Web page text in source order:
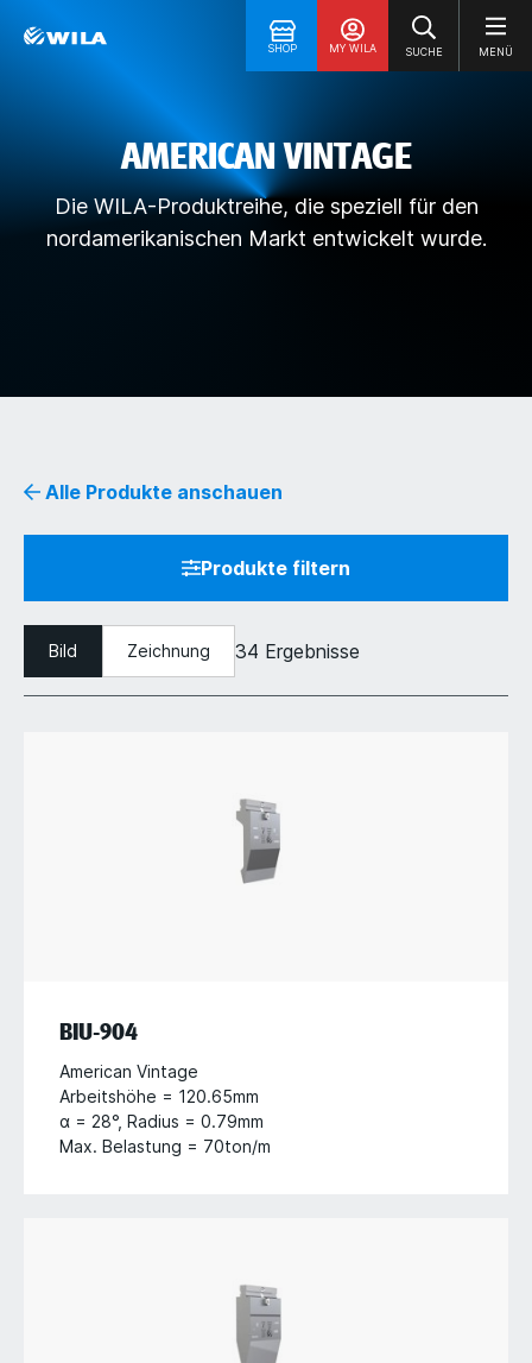
SHOP MY WILA SUCHE MENÜ
AMERICAN VINTAGE
Die WILA-Produktreihe, die speziell für den
nordamerikanischen Markt entwickelt wurde.
Alle Produkte anschauen
Produkte filtern
Bild Zeichnung 34 Ergebnisse
BIU-904
American Vintage
Arbeitshöhe = 120.65mm
α = 28°, Radius = 0.79mm
Max. Belastung = 70ton/m